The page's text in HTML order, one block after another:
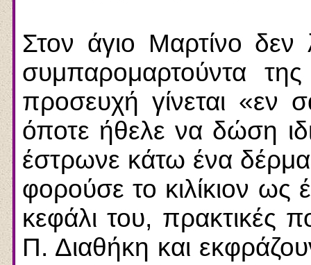
Στον άγιο Μαρτίνο δεν
συμπαρομαρτούντα
προσευχή γίνεται «εν
όποτε ήθελε να δώση
έστρωνε κάτω ένα δέρμα
φορούσε το κιλίκιον ως
κεφάλι του, πρακτικές
Π. Διαθήκη και